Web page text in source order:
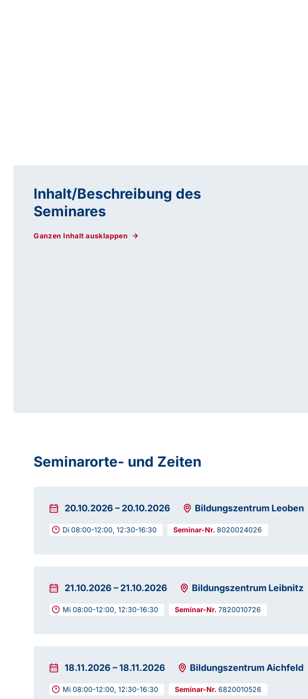
Inhalt/Beschreibung des
Seminares
Ganzen Inhalt ausklappen
Seminarorte- und Zeiten
20.10.2026 – 20.10.2026 Bildungszentrum Leoben
Di 08:00-12:00, 12:30-16:30 8020024026
21.10.2026 – 21.10.2026 Bildungszentrum Leibnitz
Mi 08:00-12:00, 12:30-16:30 7820010726
18.11.2026 –18.11.2026 Bildungszentrum Aichfeld
Mi 08:00-12:00, 12:30-16:30 6820010526